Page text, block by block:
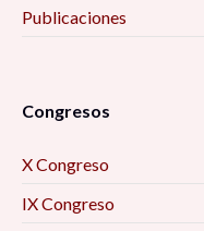
Publicaciones
Congresos
X Congreso
IX Congreso